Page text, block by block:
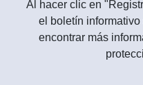
Al hacer clic en
el boletín
encontrar más